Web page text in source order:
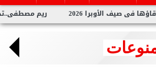
ريم مصطفى..تخطف 2026